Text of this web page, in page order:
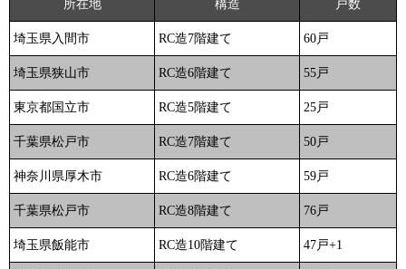
所在地 構造 戸数
埼玉県入間市 RC造7階建て 60戸
埼玉県狭山市 RC造6階建て 55戸
東京都国立市 RC造5階建て 25戸
千葉県松戸市 RC造7階建て 50戸
神奈川県厚木市 RC造6階建て 59戸
千葉県松戸市 RC造8階建て 76戸
埼玉県飯能市 RC造10階建て 47戸+1